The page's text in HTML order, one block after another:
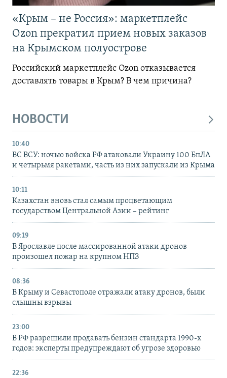
«Крым – не Россия»: маркетплейс
Ozon прекратил прием новых заказов
на Крымском полуострове
Российский маркетплейс Ozon отказывается
доставлять товары в Крым? В чем причина?
НОВОСТИ
10:40
ВС ВСУ: ночью войска РФ атаковали Украину 100 БпЛА
и четырьмя ракетами, часть из них запускали из Крыма
10:11
Казахстан вновь стал самым процветающим
государством Центральной Азии – рейтинг
09:19
В Ярославле после массированной атаки дронов
произошел пожар на крупном НПЗ
08:36
В Крыму и Севастополе отражали атаку дронов, были
слышны взрывы
23:00
В РФ разрешили продавать бензин стандарта 1990-х
годов: эксперты предупреждают об угрозе здоровью
22:36